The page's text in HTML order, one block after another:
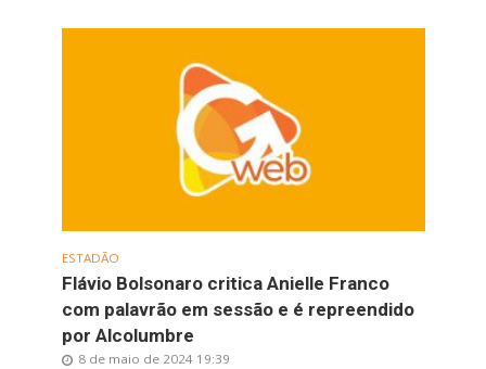
ESTADÃO
Flávio Bolsonaro critica Anielle Franco
com palavrão em sessão e é repreendido
por Alcolumbre
8 de maio de 2024 19:39